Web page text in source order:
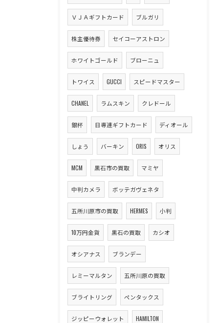
ＶＪＡギフトカード ブルガリ
株主優待券 セイコーアストロン
ホワイトゴールド ブローニュ
トワイス GUCCI スピードマスター
CHANEL ラムスキン クレドール
銀杯 日専連ギフトカード ディオール
しょう バーキン ORIS オリス
MCM 黒石市の買取 マミヤ
中判カメラ ボッテガヴェネタ
五所川原市の買取 HERMES 小判
10万円金貨 黒石の買取 カシオ
オシアナス ブランデー
レミーマルタン 五所川原の買取
ブライトリング ペンタックス
ジッピーウォレット HAMILTON